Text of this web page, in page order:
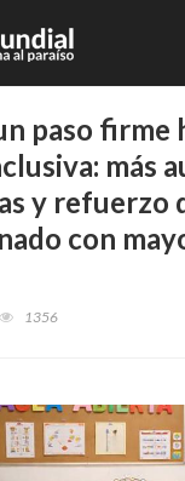
paso firme
más
y refuerzo
con
1356